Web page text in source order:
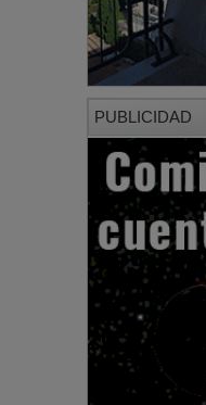
PUBLICIDAD